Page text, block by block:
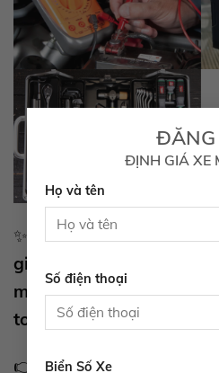
ĐĂNG
ĐỊNH GIÁ XE
Họ và tên
Số điện thoại
Biển Số Xe
✨
Một chút chuẩn bị kỹ
giúp bạn tránh phiền
mọi cung đường và tận
toàn, thoải mái bên gia
👉 Và đừng quên,